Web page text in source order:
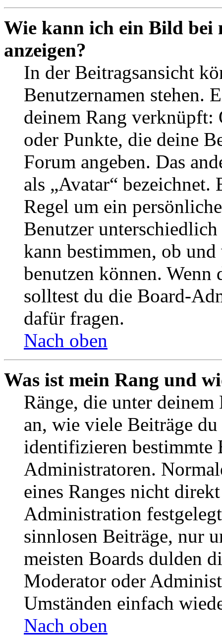
Wie kann ich ein Bild bei
anzeigen?
In der Beitragsansicht
Benutzernamen stehen.
deinem Rang verknüpft:
oder Punkte, die deine
Forum angeben. Das
als „Avatar“
Regel um ein
Benutzer
kann bestimmen, ob
benutzen können. Wenn
solltest du die Board-
dafür fragen.
Nach oben
Was ist mein Rang und
Ränge, die unter deinem
an, wie viele Beiträge
identifizieren bestimmte
Administratoren.
eines Ranges nicht
Administration
sinnlosen Beiträge, nur
meisten Boards dulden
Moderator oder
Umständen einfach
Nach oben